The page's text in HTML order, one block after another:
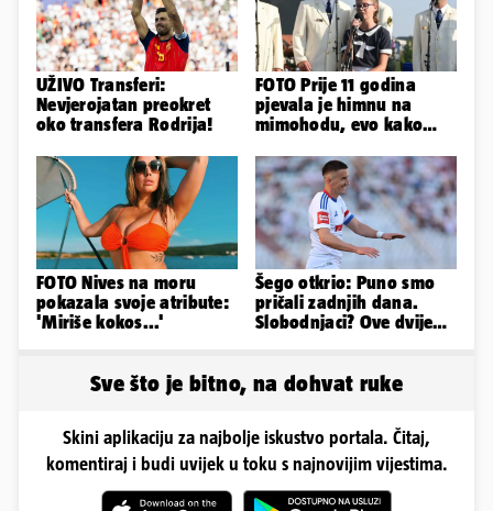
UŽIVO Transferi:
Nevjerojatan preokret
oko transfera Rodrija!
FOTO Prije 11 godina
pjevala je himnu na
mimohodu, evo kako
Negovetić
FOTO Nives na moru
pokazala svoje atribute:
'Miriše kokos...'
Šego otkrio: Puno smo
pričali zadnjih dana.
Slobodnjaci? Ove dvije
Sve što je bitno, na dohvat ruke
Skini aplikaciju za najbolje iskustvo portala. Čitaj,
komentiraj i budi uvijek u toku s najnovijim vijestima.